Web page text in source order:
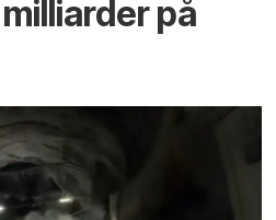
milliarder på